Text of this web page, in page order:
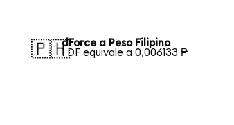
🇵🇭dForce a Peso Filipino
1 DF equivale a 0,006133 ₱